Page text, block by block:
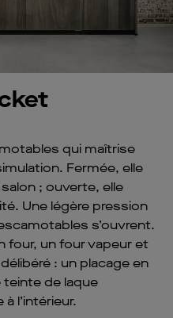
qui maîtrise
Fermée, elle
; ouverte, elle
Une légère pression
s’ouvrent.
four, un four vapeur et
: un placage en
teinte de laque
l’intérieur.